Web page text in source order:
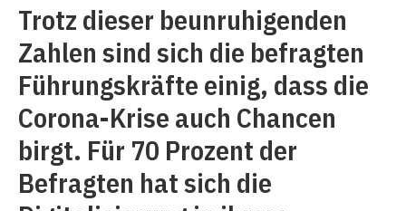
Trotz dieser beunruhigenden
Zahlen sind sich die befragten
Führungskräfte einig, dass die
Corona-Krise auch Chancen
birgt. Für 70 Prozent der
Befragten hat sich die